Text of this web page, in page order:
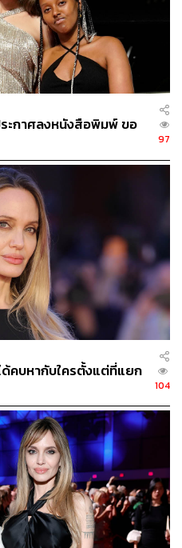
ะกาศลงหนังสือพิมพ์ ขอ
97
ด้คบหากับใครตั้งแต่ที่แยก
104